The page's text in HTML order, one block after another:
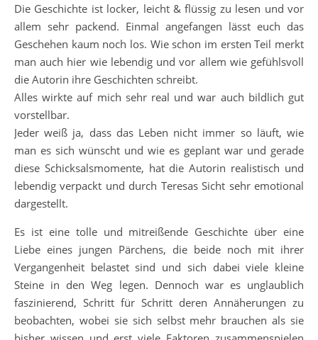
Die Geschichte ist locker, leicht & flüssig zu lesen und vor
allem sehr packend. Einmal angefangen lässt euch das
Geschehen kaum noch los. Wie schon im ersten Teil merkt
man auch hier wie lebendig und vor allem wie gefühlsvoll
die Autorin ihre Geschichten schreibt.
Alles wirkte auf mich sehr real und war auch bildlich gut
vorstellbar.
Jeder weiß ja, dass das Leben nicht immer so läuft, wie
man es sich wünscht und wie es geplant war und gerade
diese Schicksalsmomente, hat die Autorin realistisch und
lebendig verpackt und durch Teresas Sicht sehr emotional
dargestellt.
Es ist eine tolle und mitreißende Geschichte über eine
Liebe eines jungen Pärchens, die beide noch mit ihrer
Vergangenheit belastet sind und sich dabei viele kleine
Steine in den Weg legen. Dennoch war es unglaublich
faszinierend, Schritt für Schritt deren Annäherungen zu
beobachten, wobei sie sich selbst mehr brauchen als sie